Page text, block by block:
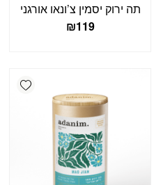
תה ירוק יסמין צ’ונאו אורגני
₪119
Add